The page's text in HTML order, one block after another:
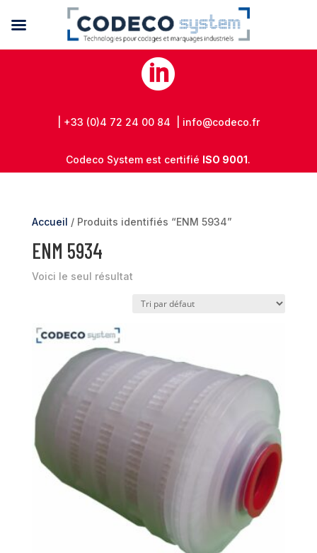

| +33 (0)4 72 24 00 84 | info@codeco.fr
Codeco System est certifié ISO 9001.
Accueil / Produits identifiés “ENM 5934”
ENM 5934
Voici le seul résultat